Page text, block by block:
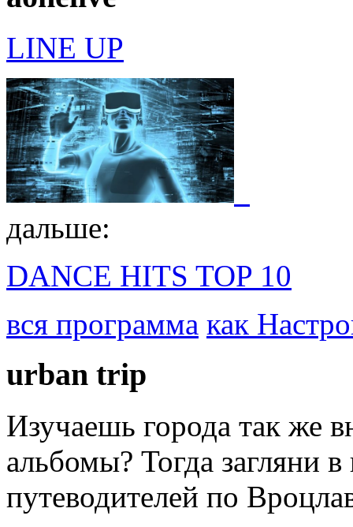
LINE UP
дальше:
DANCE HITS TOP 10
вся программа как
urban trip
Изучаешь города так же
альбомы? Тогда загляни
путеводителей по